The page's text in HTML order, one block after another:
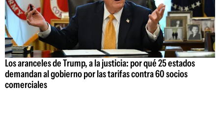
Los aranceles de Trump, a la justicia: por qué 25 estados
demandan al gobierno por las tarifas contra 60 socios
comerciales